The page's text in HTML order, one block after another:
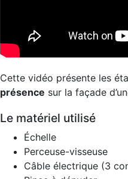
Cette vidéo présente les
présence sur la façade
Le matériel utilisé
Échelle
Perceuse-visseuse
Câble électrique (3